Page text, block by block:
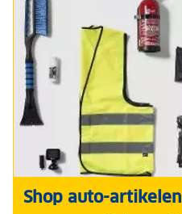
Shop auto-artikelen